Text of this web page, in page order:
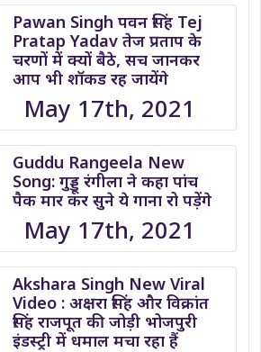
Pawan Singh पवन सिंह Tej
Pratap Yadav तेज प्रताप के
चरणों में क्यों बैठे, सच जानकर
आप भी शॉकड रह जायेंगे
May 17th, 2021
Guddu Rangeela New
Song: गुड्डू रंगीला ने कहा पांच
पैक मार कर सुने ये गाना रो पड़ेंगे
May 17th, 2021
Akshara Singh New Viral
Video : अक्षरा सिंह और विक्रांत
सिंह राजपूत की जोड़ी भोजपुरी
इंडस्ट्री में धमाल मचा रहा हैं